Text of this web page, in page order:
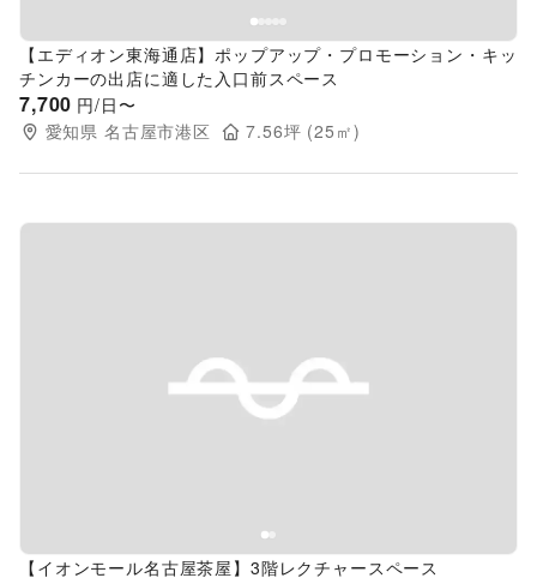
【エディオン東海通店】ポップアップ・プロモーション・キッ
チンカーの出店に適した入口前スペース
7,700 円/日〜
愛知県 名古屋市港区 7.56坪 (25 ㎡)
Previous slide
【イオンモール名古屋茶屋】3階レクチャースペース